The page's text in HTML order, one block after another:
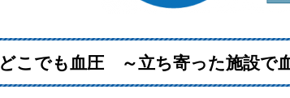
どこでも血圧 ～立ち寄った施設で